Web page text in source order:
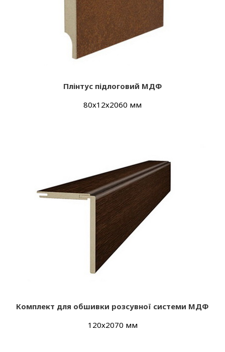
Плінтус підлоговий МДФ
80х12х2060 мм
Комплект для обшивки розсувної системи МДФ
120х2070 мм